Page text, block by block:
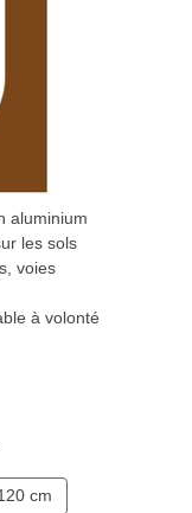
aluminium
les sols
voies
à volonté
cm